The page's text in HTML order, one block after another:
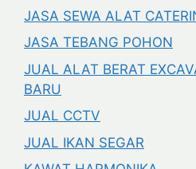
JASA SEWA ALAT
JASA TEBANG POHON
JUAL ALAT BERAT
BARU
JUAL CCTV
JUAL IKAN SEGAR